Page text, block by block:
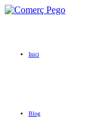
Inici
Blog